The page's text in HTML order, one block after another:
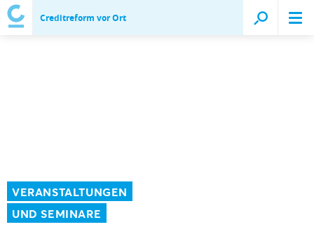
Creditreform vor Ort
VERANSTALTUNGEN
UND SEMINARE